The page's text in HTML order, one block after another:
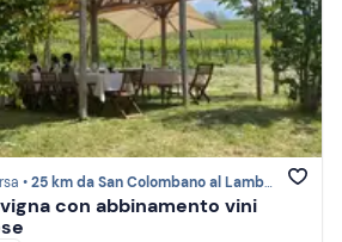
•25 km da San Colombano al Lambro
con abbinamento vini